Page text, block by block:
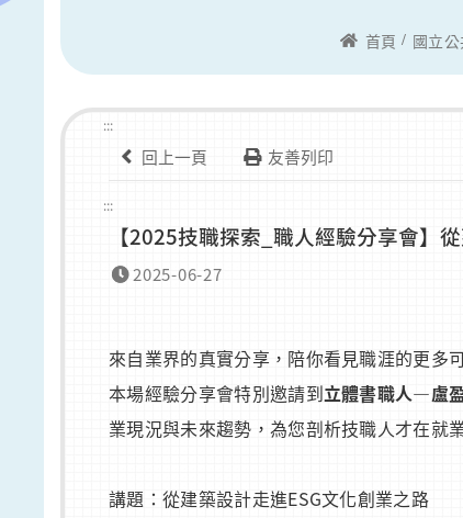
首頁 國立
:::
回上一頁 友善列印
:::
【2025技職探索_職人經驗分享會】
2025-06-27
來自業界的真實分享，陪你看見職涯的更多
本場經驗分享會特別邀請到立體書職人—盧
業現況與未來趨勢，為您剖析技職人才在就
講題：從建築設計走進ESG文化創業之路